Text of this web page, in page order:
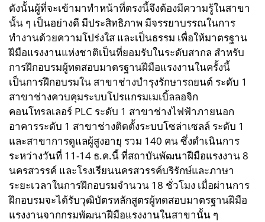
ดังนั้นผู้ที่จะเข้ามาทำหน้าที่ตรงนี้จึงต้องมีความรู้ในสาขา
นั้น ๆ เป็นอย่างดี มีประสิทธิภาพ มีจรรยาบรรณในการ
ทำงานด้วยความโปร่งใส และเป็นธรรม เพื่อให้มาตรฐาน
ฝีมือแรงงานแห่งชาติเป็นที่ยอมรับในระดับสากล สำหรับ
การฝึกอบรมผู้ทดสอบมาตรฐานฝีมือแรงงานในครั้งนี้
เป็นการฝึกอบรมใน สาขาช่างบำรุงรักษารถยนต์ ระดับ 1
สาขาช่างควบคุมระบบโปรแกรมเมเบิ้ลลอจิก
คอนโทรลเลอร์ PLC ระดับ 1 สาขาช่างไฟฟ้าภายนอก
อาคารระดับ 1 สาขาช่างติดตั้งระบบโซล่าเซลล์ ระดับ 1
และสาขาการดูแลผู้สูงอายุ รวม 140 คน ซึ่งดำเนินการ
ระหว่างวันที่ 11-14 ธ.ค.นี้ ที่สถาบันพัฒนาฝีมือแรงงาน 8
นครสวรรค์ และโรงเรียนนครสวรรค์บริรักษ์และภาษา
ระยะเวลาในการฝึกอบรมจำนวน 18 ชั่วโมง เมื่อผ่านการ
ฝึกอบรมจะได้รับวุฒิบัตรหลักสูตรผู้ทดสอบมาตรฐานฝีมือ
แรงงานจากกรมพัฒนาฝีมือแรงงานในสาขานั้น ๆ